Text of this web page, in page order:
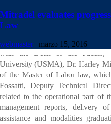
Mitradel evaluates
Law
webmaster | marzo 15, 2016
Ministry of Labor and
University (USMA), Dr. Harley
of the Master of Labor law,
Fossatti, Deputy Technical
related to the operational part of
management reports, delivery
assistance and modalities